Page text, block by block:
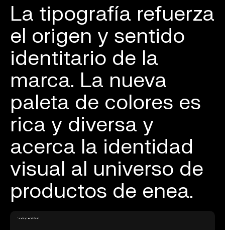
La tipografía refuerza
el origen y sentido
identitario de la
marca. La nueva
paleta de colores es
rica y diversa y
acerca la identidad
visual al universo de
productos de enea.